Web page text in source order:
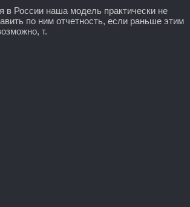
в России наша модель практически не
по ним отчетность, если раньше этим
т.